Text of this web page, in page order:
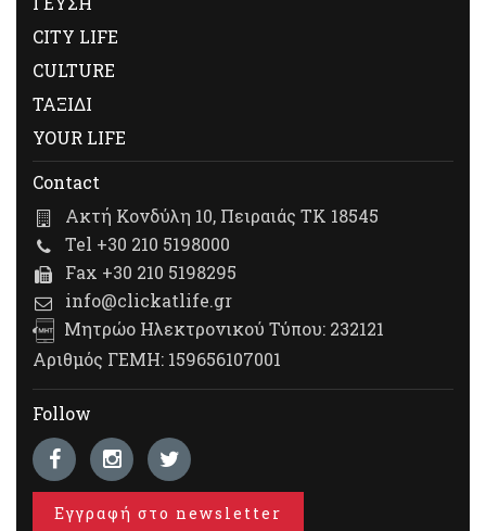
CITY LIFE
CULTURE
ΤΑΞΙΔΙ
YOUR LIFE
Contact
Ακτή Κονδύλη 10, Πειραιάς ΤΚ 18545
Tel +30 210 5198000
Fax +30 210 5198295
info@clickatlife.gr
Μητρώο Ηλεκτρονικού Τύπου: 232121
Αριθμός ΓΕΜΗ: 159656107001
Follow
Εγγραφή στο newsletter